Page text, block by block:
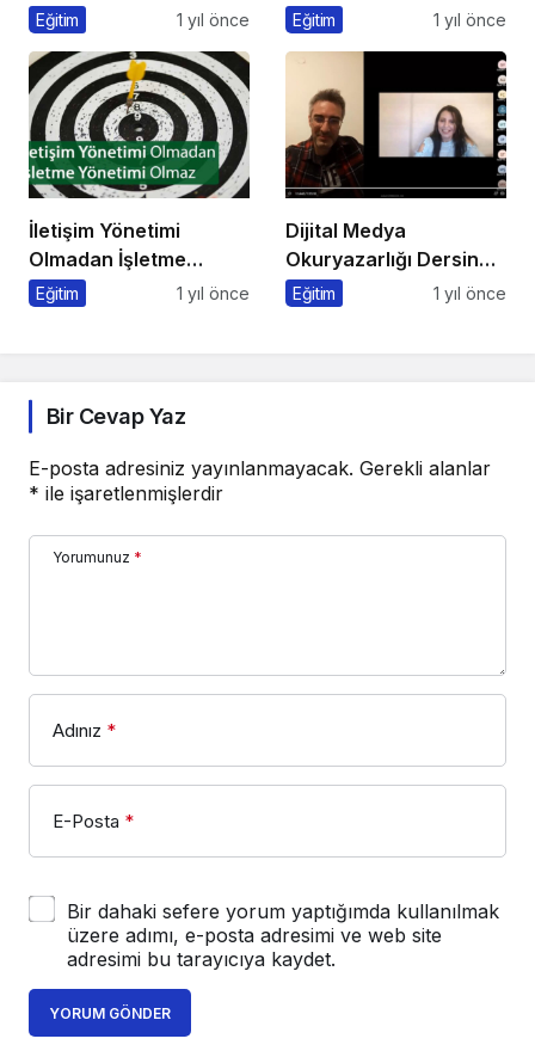
Disiplin ve İngilizce Bir
Eğitim 1 yıl önce
Medya ve Dergicilik
Eğitim 1 yıl önce
İletişim Yönetimi
Olmadan İşletme
Yönetimi Olmaz
Eğitim 1 yıl önce
Dijital Medya
Okuryazarlığı Dersinde
Dijital Markalaşma
Eğitim 1 yıl önce
Bir Cevap Yaz
E-posta adresiniz yayınlanmayacak. Gerekli alanlar
* ile işaretlenmişlerdir
Yorumunuz *
Adınız *
E-Posta *
Bir dahaki sefere yorum yaptığımda kullanılmak
üzere adımı, e-posta adresimi ve web site
adresimi bu tarayıcıya kaydet.
YORUM GÖNDER